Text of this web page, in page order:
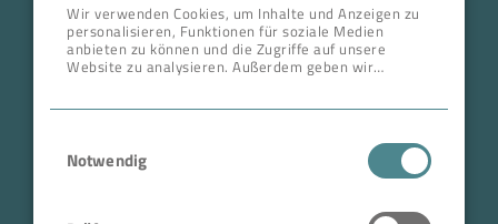
Wir verwenden Cookies, um Inhalte und Anzeigen zu
personalisieren, Funktionen für soziale Medien
anbieten zu können und die Zugriffe auf unsere
Website zu analysieren. Außerdem geben wir
zusammen, die Sie ihnen bereitgestellt haben oder
die sie im Rahmen Ihrer Nutzung der Dienste
Notwendig
ANSCHRIFT ZENTRALE
Tullastr. 64 | 76131 Karlsruhe
Telefon +49 721 96456-0